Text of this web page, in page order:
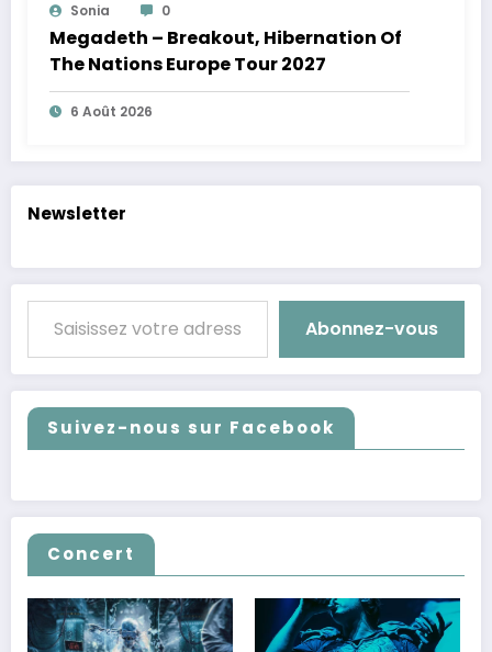
Sonia 0
Megadeth – Breakout, Hibernation Of
The Nations Europe Tour 2027
6 Août 2026
Newsletter
Saisissez votre adresse e-mail…
Abonnez-vous
Suivez-nous sur Facebook
Concert